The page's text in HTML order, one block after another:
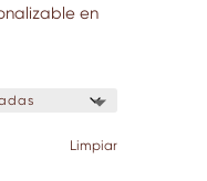
en
Limpiar